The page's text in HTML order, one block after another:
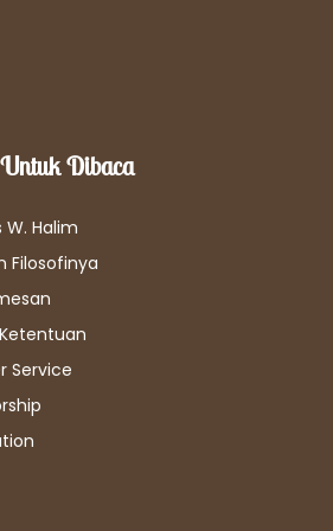
Dibaca
W. Halim
Filosofinya
Service